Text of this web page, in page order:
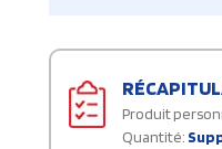
Produit
Quantité: